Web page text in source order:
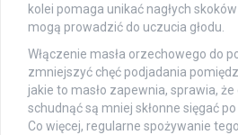
kolei pomaga unikać nagłych
mogą prowadzić do uczucia głodu.
Włączenie masła orzechowego do
zmniejszyć chęć podjadania
jakie to masło zapewnia, sprawia,
schudnąć są mniej skłonne sięgać
Co więcej, regularne spożywanie